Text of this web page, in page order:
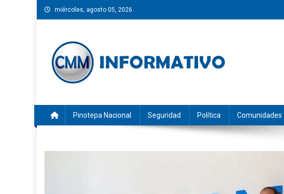
Saltar
al
miércoles, agosto 05, 2026
Pinotepa Nacional Seguridad Política Comunidades